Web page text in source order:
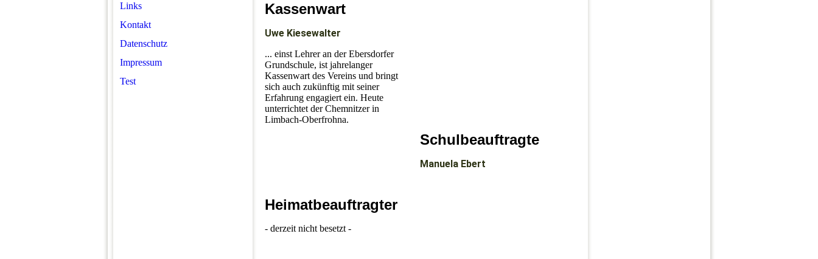
Links
Kontakt
Datenschutz
Impressum
Test
Kassenwart
Uwe Kiesewalter
... einst Lehrer an der Ebersdorfer
Grundschule, ist jahrelanger
Kassenwart des Vereins und bringt
sich auch zukünftig mit seiner
Erfahrung engagiert ein. Heute
unterrichtet der Chemnitzer in
Limbach-Oberfrohna.
Schulbeauftragte
Manuela Ebert
Heimatbeauftragter
- derzeit nicht besetzt -